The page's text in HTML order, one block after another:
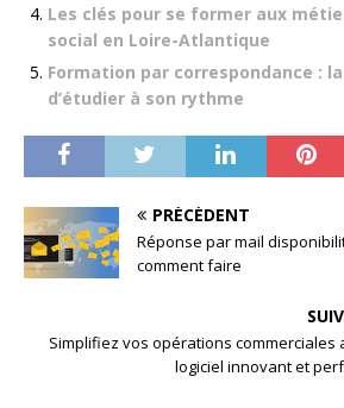
Les clés pour se former aux
social en Loire-Atlantique
Formation par correspondance :
d’étudier à son rythme
PRÉCÉDENT
Réponse par mail
comment faire
Simplifiez vos opérations commerciales
logiciel innovant et